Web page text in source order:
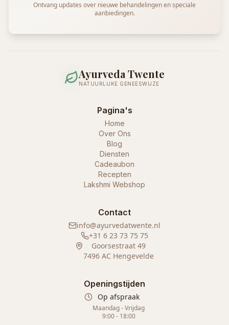
Ontvang updates over nieuwe behandelingen en speciale
aanbiedingen.
Ayurveda Twente
NATUURLIJKE GENEESWIJZE
Pagina's
Home
Over Ons
Blog
Diensten
Cadeaubon
Recepten
Lakshmi Webshop
Contact
info@ayurvedatwente.nl
+31 6 23 73 75 75
Goorsestraat 49
7496 AC Hengevelde
Openingstijden
Op afspraak
Maandag - Vrijdag
9:00 - 18:00